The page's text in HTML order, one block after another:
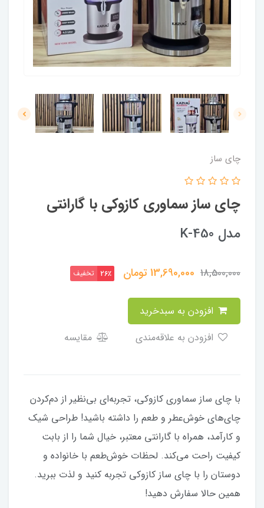
چای ساز
چای ساز سماوری کازوکی با گارانتی
مدل K-450
18,500,000
13,690,000تومان 26٪ تخفیف
مقایسه
با چای ساز سماوری کازوکی، تجربه‌ای بی‌نظیر از دم‌کردن
چای‌های خوش‌عطر و طعم را داشته باشید! طراحی شیک
و کارآمد، همراه با گارانتی معتبر، خیال شما را از بابت
کیفیت راحت می‌کند. لحظات خوش‌طعم با خانواده و
دوستان را با چای ساز کازوکی تجربه کنید و لذت ببرید.
همین حالا سفارش دهید!